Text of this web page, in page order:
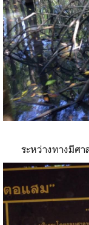
ระหว่างทางมีศ